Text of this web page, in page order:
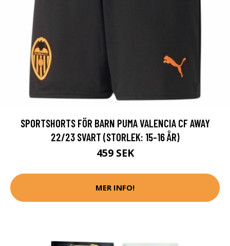
SPORTSHORTS FÖR BARN PUMA VALENCIA CF AWAY
22/23 SVART (STORLEK: 15-16 ÅR)
459 SEK
MER INFO!